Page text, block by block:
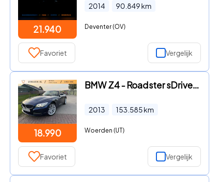
21.940
2014 90.849km
Deventer (OV)
Favoriet Vergelijk
18.990
BMW Z4 - Roadster sDrive18i LEER | CRUISE | NL-AUTO | LED | KETTING V
2013 153.585km
Woerden (UT)
Favoriet Vergelijk